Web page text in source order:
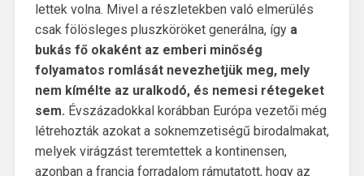
lettek volna. Mivel a részletekben való elmerülés
csak fölösleges pluszköröket generálna, így a
bukás fő okaként az emberi minőség
folyamatos romlását nevezhetjük meg, mely
nem kímélte az uralkodó, és nemesi rétegeket
sem. Évszázadokkal korábban Európa vezetői még
létrehozták azokat a soknemzetiségű birodalmakat,
melyek virágzást teremtettek a kontinensen,
azonban a francia forradalom rámutatott, hogy az